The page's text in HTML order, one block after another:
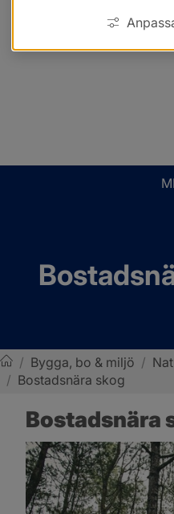
Sotenäs kommun
/ Bygga, bo & miljö /
/ Bostadsnära skog
Bostadsnära